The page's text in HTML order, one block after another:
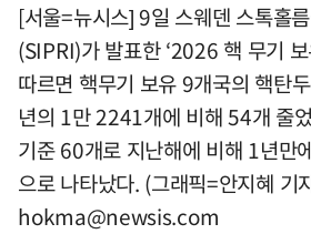
[서울=뉴시스] 9일 스웨덴 스톡홀
(SIPRI)가 발표한 ‘2026 핵 무기
따르면 핵무기 보유 9개국의 핵탄
년의 1만 2241개에 비해 54개 줄
기준 60개로 지난해에 비해 1년만
으로 나타났다. (그래픽=안지혜 기
hokma@newsis.com